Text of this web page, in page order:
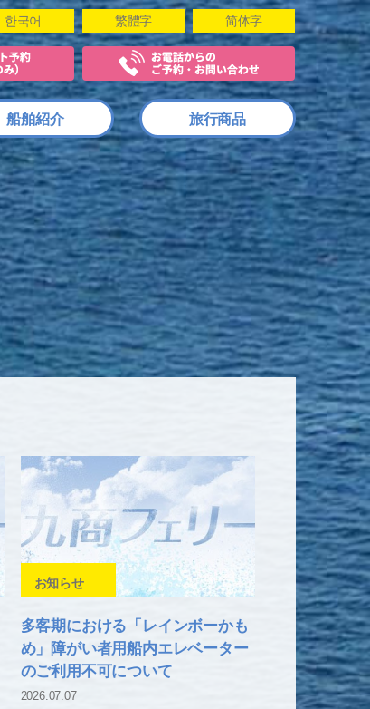
한국어 繁體字 简体字
船舶紹介 旅行商品
お知らせ
多客期における「レインボーかも
め」障がい者用船内エレベーター
のご利用不可について
2026.07.07